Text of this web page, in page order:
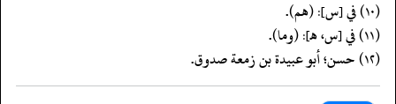
(١٠) في [س]: (هم).
(١١) في [س، هـ]: (وما).
(١٢) حسن؛ أبو عبيدة بن زمعة صدوق.